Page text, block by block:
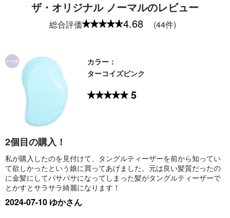
ザ・オリジナル ノーマルのレビュー
総合評価 4.68 (44件)
カラー：
ターコイズピンク
5
2個目の購入！
私が購入したのを見付けて、タングルティーザーを前から知ってい
て欲しかったという娘に買ってあげました。元は良い髪質だったの
に金髪にしてパサパサになってしまった髪がタングルティーザーで
とかすとサラサラ綺麗になります！
2024-07-10 ゆかさん